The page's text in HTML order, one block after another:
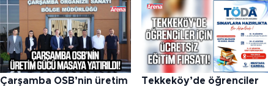
Çarşamba OSB’nin üretim
Tekkeköy’de öğrenciler